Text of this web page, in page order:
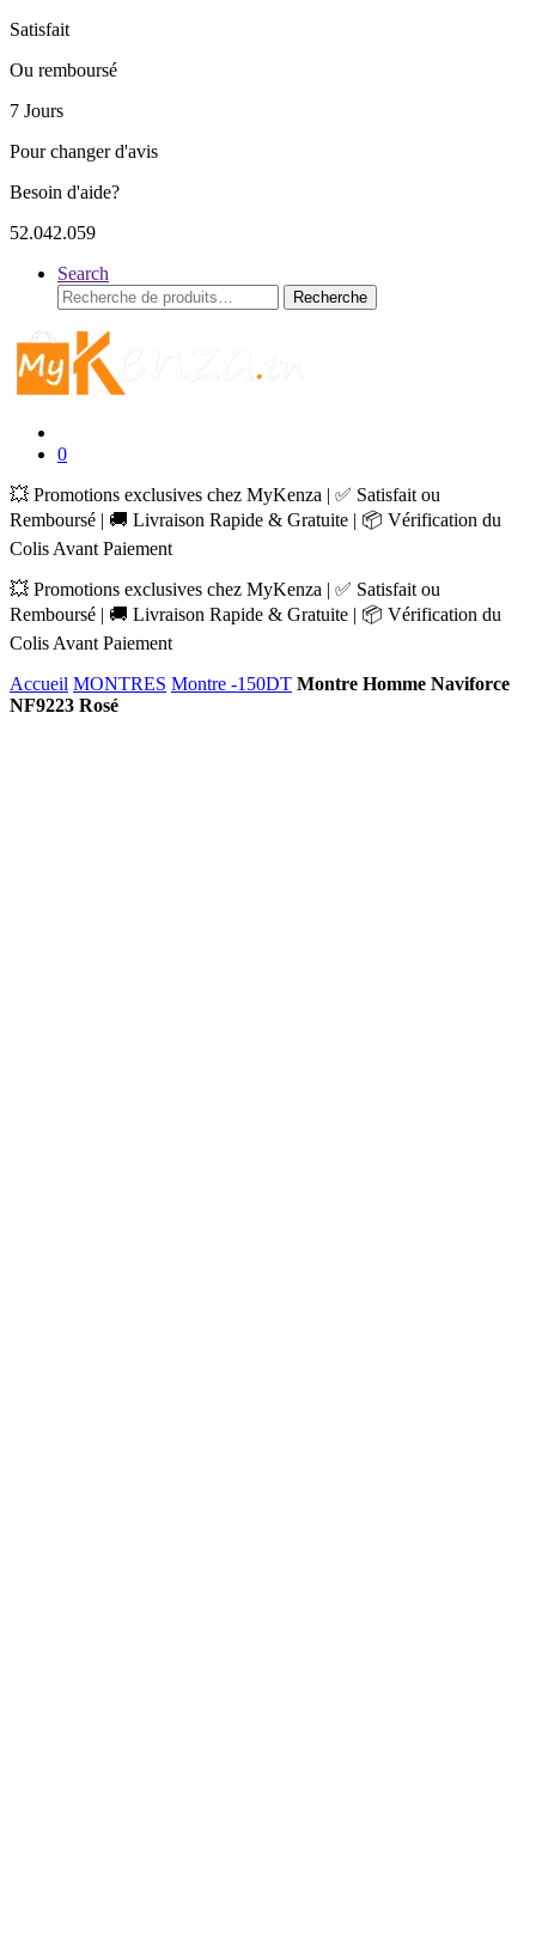
Satisfait
Ou remboursé
7 Jours
Pour changer d'avis
Besoin d'aide?
52.042.059
Search
Recherche
pour :
Recherche
0
💥 Promotions exclusives chez MyKenza | ✅ Satisfait ou
Remboursé | 🚚 Livraison Rapide & Gratuite | 📦 Vérification du
Colis Avant Paiement
💥 Promotions exclusives chez MyKenza | ✅ Satisfait ou
Remboursé | 🚚 Livraison Rapide & Gratuite | 📦 Vérification du
Colis Avant Paiement
Accueil MONTRES Montre -150DT Montre Homme Naviforce
NF9223 Rosé